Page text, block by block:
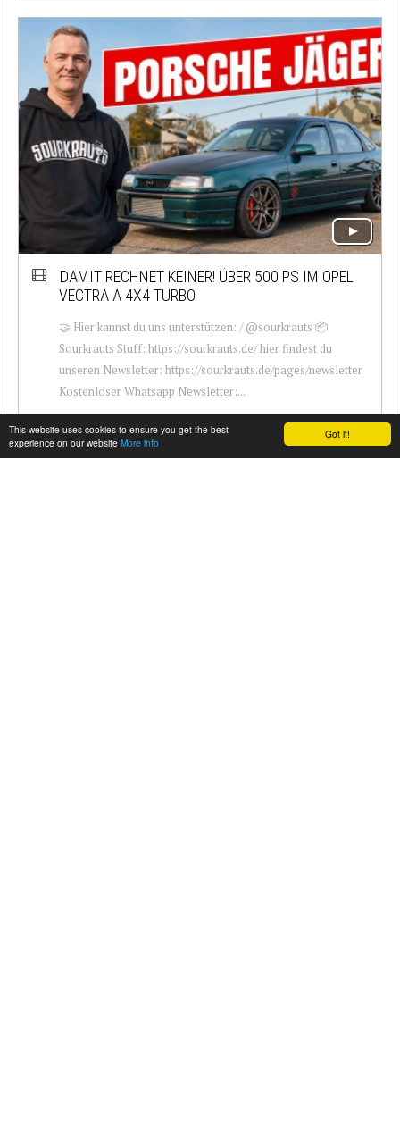
Got it!
This website uses cookies to ensure you get the best
experience on our website More info
DAMIT RECHNET KEINER! ÜBER 500 PS IM OPEL
VECTRA A 4X4 TURBO
🤝 Hier kannst du uns unterstützen: / @sourkrauts 📦
Sourkrauts Stuff: https://sourkrauts.de/ hier findest du
unseren Newsletter: https://sourkrauts.de/pages/newsletter
Kostenloser Whatsapp Newsletter:...